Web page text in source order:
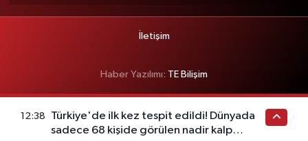
İletişim
Haber Yazılımı: TE Bilişim
12:38
Türkiye'de ilk kez tespit edildi! Dünyada
sadece 68 kişide görülen nadir kalp